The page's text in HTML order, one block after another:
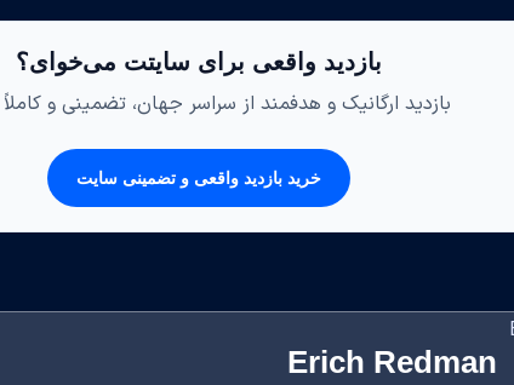
بازدید واقعی برای سایتت می‌خوای؟
بازدید ارگانیک و هدفمند از سراسر جهان، تضمینی و
خرید بازدید واقعی و تضمینی سایت
Erich Redman